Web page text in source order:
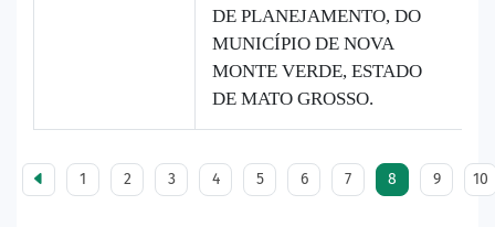
DE PLANEJAMENTO, DO
MUNICÍPIO DE NOVA
MONTE VERDE, ESTADO
DE MATO GROSSO.
1 2 3 4 5 6 7 8 9 10